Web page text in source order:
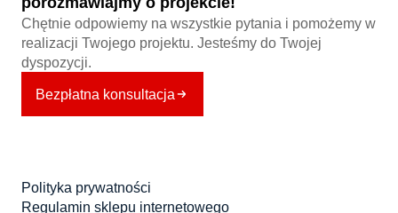
Chętnie odpowiemy na wszystkie pytania i pomożemy w
realizacji Twojego projektu. Jesteśmy do Twojej
dyspozycji.
Bezpłatna konsultacja
Polityka prywatności
Regulamin sklepu internetowego